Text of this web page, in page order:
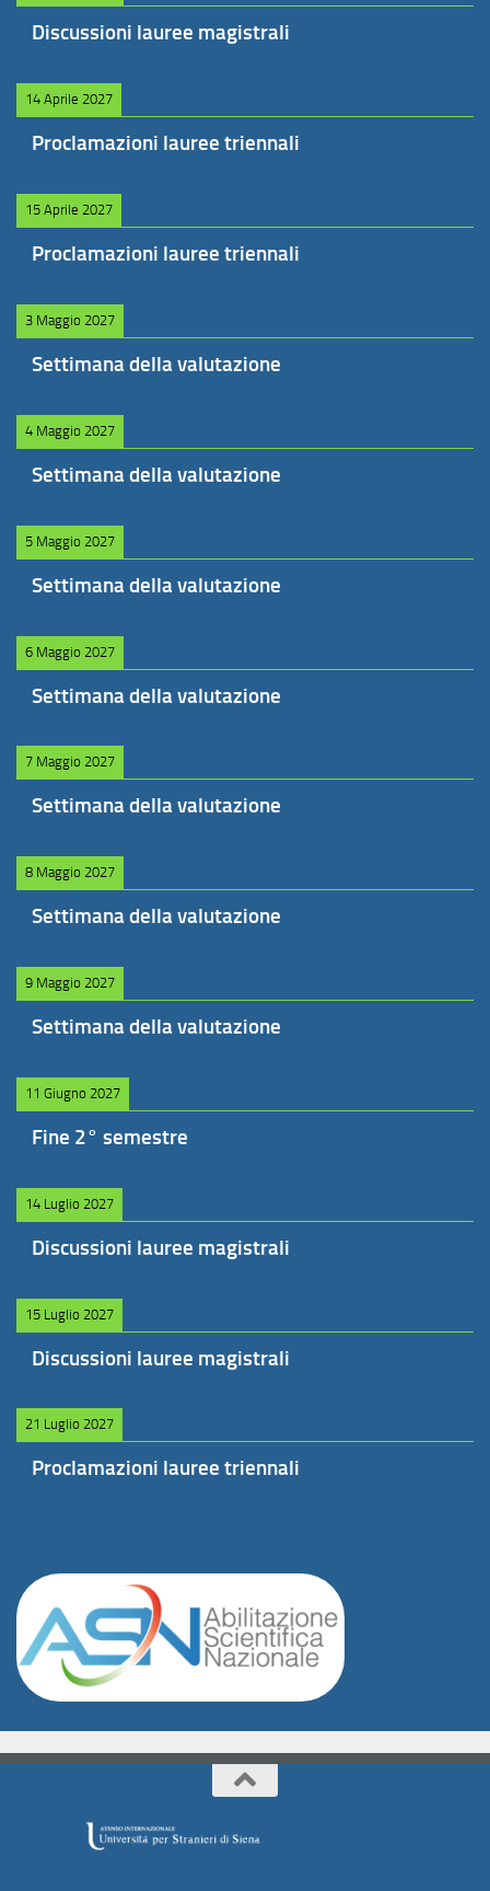
Discussioni lauree magistrali
14 Aprile 2027
Proclamazioni lauree triennali
15 Aprile 2027
Proclamazioni lauree triennali
3 Maggio 2027
Settimana della valutazione
4 Maggio 2027
Settimana della valutazione
5 Maggio 2027
Settimana della valutazione
6 Maggio 2027
Settimana della valutazione
7 Maggio 2027
Settimana della valutazione
8 Maggio 2027
Settimana della valutazione
9 Maggio 2027
Settimana della valutazione
11 Giugno 2027
Fine 2° semestre
14 Luglio 2027
Discussioni lauree magistrali
15 Luglio 2027
Discussioni lauree magistrali
21 Luglio 2027
Proclamazioni lauree triennali